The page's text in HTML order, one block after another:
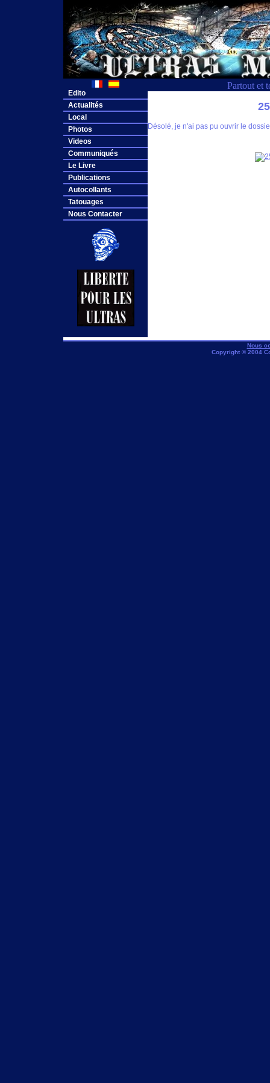
Partout et
Edito
Actualités
Local
Photos
Videos
Communiqués
Le Livre
Publications
Autocollants
Tatouages
Nous Contacter
Désolé, je n'ai pas pu ouvrir le
Nous
Copyright © 2004